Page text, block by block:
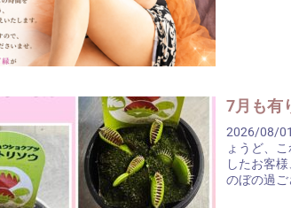
7月も有
2026/08/
ょうど、
したお客
のぼの過